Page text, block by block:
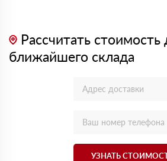
Рассчитать стоимость
ближайшего склада
УЗНАТЬ